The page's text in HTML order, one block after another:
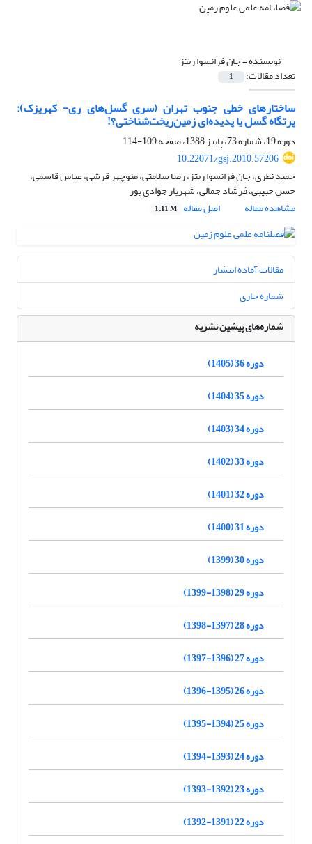
نویسنده =جان فرانسوا ریتز
تعداد مقالات: 1
ساختارهای خطی جنوب تهران (سری گسل‌های ری- کهریزک):
پرتگاه گسل یا پدیده‌ای زمین‌ریخت‌شناختی؟!
دوره 19، شماره 73، پاییز 1388، صفحه
109-114
10.22071/gsj.2010.57206
حمید نظری، جان فرانسوا ریتز، رضا سلامتی، منوچهر قرشی، عباس قاسمی،
حسن حبیبی، فرشاد جمالی، شهریار جوادی پور
مشاهده مقاله
اصل مقاله 1.11 M
مقالات آماده انتشار
شماره جاری
شماره‌های پیشین نشریه
دوره 36 (1405)
دوره 35 (1404)
دوره 34 (1403)
دوره 33 (1402)
دوره 32 (1401)
دوره 31 (1400)
دوره 30 (1399)
دوره 29 (1398-1399)
دوره 28 (1397-1398)
دوره 27 (1396-1397)
دوره 26 (1395-1396)
دوره 25 (1394-1395)
دوره 24 (1393-1394)
دوره 23 (1392-1393)
دوره 22 (1391-1392)